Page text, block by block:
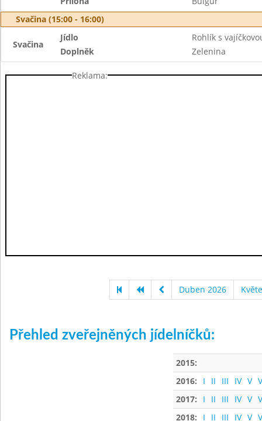
Svačina (15:00 - 16:00)
Svačina
Jídlo
Rohlík s
Doplněk
Zelenina
Reklama:
Duben 2026
Přehled zveřejněných jídelníčků:
2015:
2016:
I II III IV V
2017:
I II III IV V
2018:
I II III IV V